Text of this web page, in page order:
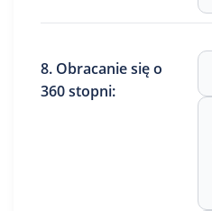
8. Obracanie się o
360 stopni: